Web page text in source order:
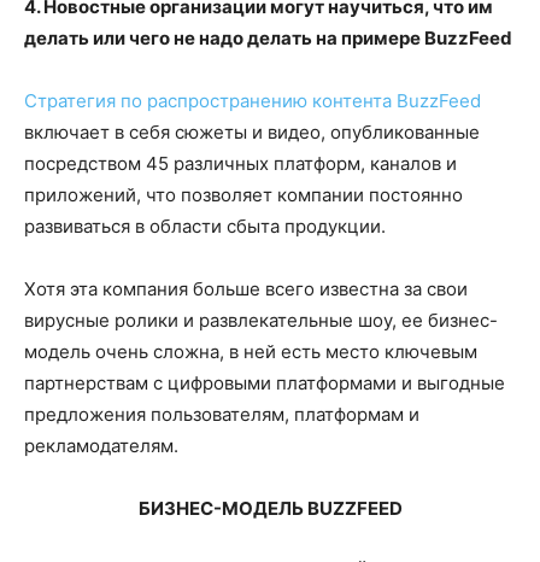
4. Новостные организации могут научиться, что им
делать или чего не надо делать на примере BuzzFeed
Стратегия по распространению контента BuzzFeed
включает в себя сюжеты и видео, опубликованные
посредством 45 различных платформ, каналов и
приложений, что позволяет компании постоянно
развиваться в области сбыта продукции.
Хотя эта компания больше всего известна за свои
вирусные ролики и развлекательные шоу, ее бизнес-
модель очень сложна, в ней есть место ключевым
партнерствам с цифровыми платформами и выгодные
предложения пользователям, платформам и
рекламодателям.
БИЗНЕС-МОДЕЛЬ BUZZFEED